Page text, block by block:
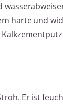
harte und
Er ist